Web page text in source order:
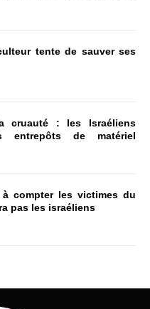
tente de sauver ses
cruauté : les Israéliens
entrepôts de matériel
compter les victimes du
pas les israéliens